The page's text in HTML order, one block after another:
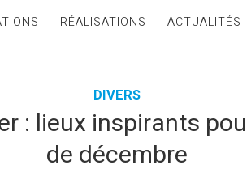
RÉALISATIONS ACTUALITÉS
DIVERS
: lieux inspirants
de décembre